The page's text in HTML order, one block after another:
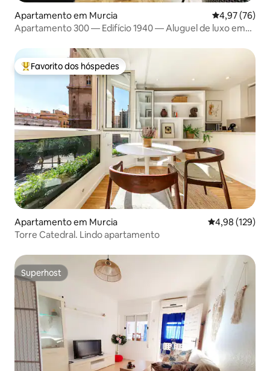
Apartamento em Murcia Classificação
4,97 (76)
Apartamento 300 — Edifício 1940 — Aluguel de luxo em
Favoritos dos hóspedes mais apreciados
Favorito dos hóspedes
Apartamento em Murcia Classificação
4,98 (129)
Torre Catedral. Lindo apartamento
Superhost
Superhost